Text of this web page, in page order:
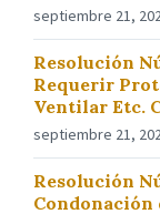
septiembre 21,
Resolución
Requerir
Ventilar Etc.
septiembre 21,
Resolución
Condonación